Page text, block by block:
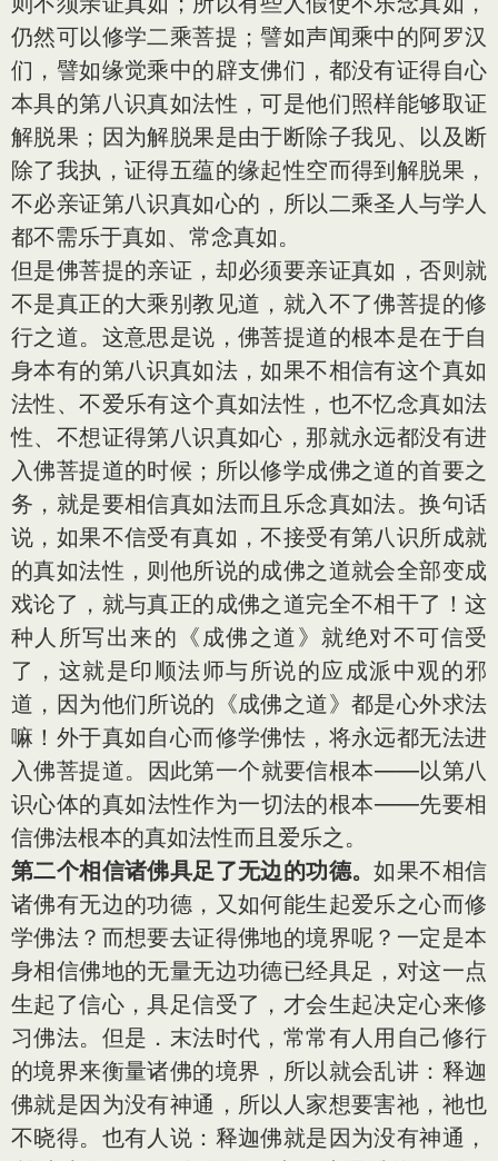
仍然可以修学二乘菩提；譬如声闻乘中的阿罗汉
们，譬如缘觉乘中的辟支佛们，都没有证得自心
本具的第八识真如法性，可是他们照样能够取证
解脱果；因为解脱果是由于断除子我见、以及断
除了我执，证得五蕴的缘起性空而得到解脱果，
不必亲证第八识真如心的，所以二乘圣人与学人
都不需乐于真如、常念真如。
但是佛菩提的亲证，却必须要亲证真如，否则就
不是真正的大乘别教见道，就入不了佛菩提的修
行之道。这意思是说，佛菩提道的根本是在于自
身本有的第八识真如法，如果不相信有这个真如
法性、不爱乐有这个真如法性，也不忆念真如法
性、不想证得第八识真如心，那就永远都没有进
入佛菩提道的时候；所以修学成佛之道的首要之
务，就是要相信真如法而且乐念真如法。换句话
说，如果不信受有真如，不接受有第八识所成就
的真如法性，则他所说的成佛之道就会全部变成
戏论了，就与真正的成佛之道完全不相干了！这
种人所写出来的《成佛之道》就绝对不可信受
了，这就是印顺法师与所说的应成派中观的邪
道，因为他们所说的《成佛之道》都是心外求法
嘛！外于真如自心而修学佛怯，将永远都无法进
入佛菩提道。因此第一个就要信根本——以第八
识心体的真如法性作为一切法的根本——先要相
信佛法根本的真如法性而且爱乐之。
第二个相信诸佛具足了无边的功德。如果不相信
诸佛有无边的功德，又如何能生起爱乐之心而修
学佛法？而想要去证得佛地的境界呢？一定是本
身相信佛地的无量无边功德已经具足，对这一点
生起了信心，具足信受了，才会生起决定心来修
习佛法。但是．末法时代，常常有人用自己修行
的境界来衡量诸佛的境界，所以就会乱讲：释迦
佛就是因为没有神通，所以人家想要害祂，祂也
不晓得。也有人说：释迦佛就是因为没有神通，